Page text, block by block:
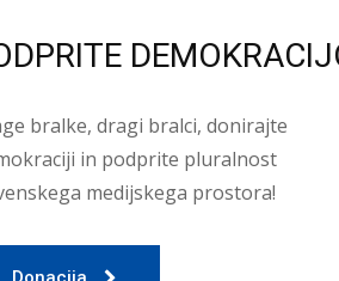
bralke, dragi bralci, donirajte
in podprite pluralnost
medijskega prostora!